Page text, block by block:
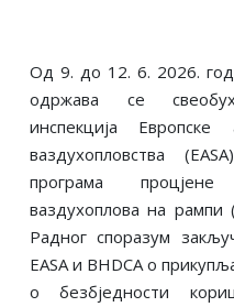
Од 9. до 12. 6. 2026.
одржава се
инспекција Европске
ваздухопловства
програма процјене
ваздухоплова на рампи
Радног споразум
ЕASA и BHDCA о
о безбjедности